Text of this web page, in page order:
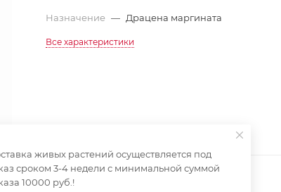
Назначение — Драцена маргината
Все характеристики
живых растений осуществляется под
сроком 3-4 недели с минимальной суммой
10000 руб.!